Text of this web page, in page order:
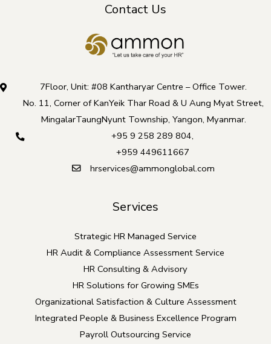
Contact Us
7Floor, Unit: #08 Kantharyar Centre – Office Tower.
No. 11, Corner of KanYeik Thar Road & U Aung Myat Street,
MingalarTaungNyunt Township, Yangon, Myanmar.
+95 9 258 289 804,
+959 449611667
hrservices@ammonglobal.com
Services
Strategic HR Managed Service
HR Audit & Compliance Assessment Service
HR Consulting & Advisory
HR Solutions for Growing SMEs
Organizational Satisfaction & Culture Assessment
Integrated People & Business Excellence Program
Payroll Outsourcing Service